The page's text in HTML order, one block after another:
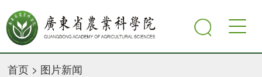
首页 > 图片新闻